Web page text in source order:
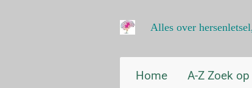
Alles over
Home A-Z Zoek